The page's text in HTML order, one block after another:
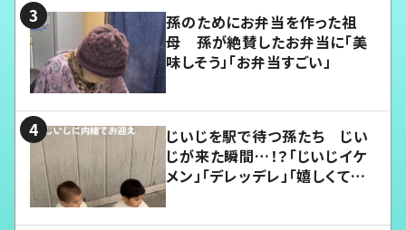
孫のためにお弁当を作った祖
母 孫が絶賛したお弁当に「美
味しそう」「お弁当すごい」
じいじを駅で待つ孫たち じい
じが来た瞬間…！？「じいじイケ
メン」「デレッデレ」「嬉しくて可